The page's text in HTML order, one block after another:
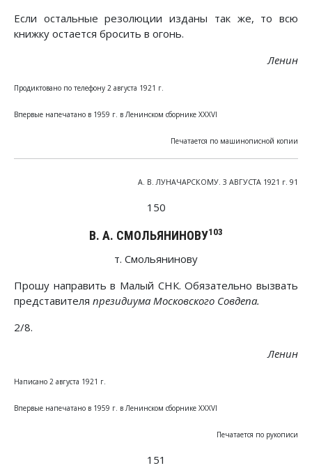
Если остальные резолюции изданы так же, то всю
книжку остается бросить в огонь.
Ленин
Продиктовано по телефону 2 августа 1921 г.
Впервые напечатано в 1959 г. в Ленинском сборнике XXXVI
Печатается по машинописной копии
А. В. ЛУНАЧАРСКОМУ. 3 АВГУСТА 1921 г. 91
150
В. А. СМОЛЬЯНИНОВУ103
т. Смольянинову
Прошу направить в Малый СНК. Обязательно вызвать
представителя президиума Московского Совдепа.
2/8.
Ленин
Написано 2 августа 1921 г.
Впервые напечатано в 1959 г. в Ленинском сборнике XXXVI
Печатается по рукописи
151